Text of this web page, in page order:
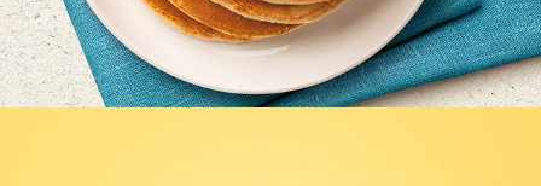
MULINO BIANCO - INCONTRI  - PANCAKE